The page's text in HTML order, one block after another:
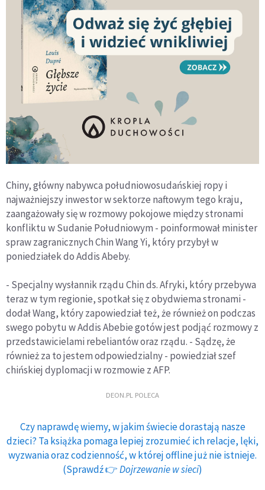
Chiny, główny nabywca południowosudańskiej ropy i
najważniejszy inwestor w sektorze naftowym tego kraju,
zaangażowały się w rozmowy pokojowe między stronami
konfliktu w Sudanie Południowym - poinformował minister
spraw zagranicznych Chin Wang Yi, który przybył w
poniedziałek do Addis Abeby.
- Specjalny wysłannik rządu Chin ds. Afryki, który przebywa
teraz w tym regionie, spotkał się z obydwiema stronami -
dodał Wang, który zapowiedział też, że również on podczas
swego pobytu w Addis Abebie gotów jest podjąć rozmowy z
przedstawicielami rebeliantów oraz rządu. - Sądzę, że
również za to jestem odpowiedzialny - powiedział szef
chińskiej dyplomacji w rozmowie z AFP.
DEON.PL POLECA
Czy naprawdę wiemy, w jakim świecie dorastają nasze
dzieci? Ta książka pomaga lepiej zrozumieć ich relacje, lęki,
wyzwania oraz codzienność, w której offline już nie istnieje.
(Sprawdź 👉Dojrzewanie w sieci)